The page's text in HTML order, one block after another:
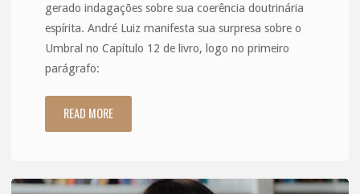
gerado indagações sobre sua coerência doutrinária
espírita. André Luiz manifesta sua surpresa sobre o
Umbral no Capítulo 12 de livro, logo no primeiro
parágrafo:
READ MORE"O
um